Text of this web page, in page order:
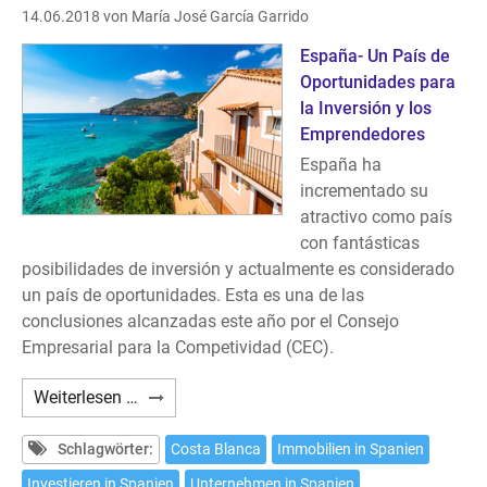
14.06.2018 von María José García Garrido
España- Un País de
Oportunidades para
la Inversión y los
Emprendedores
España ha
incrementado su
atractivo como país
con fantásticas
posibilidades de inversión y actualmente es considerado
un país de oportunidades. Esta es una de las
conclusiones alcanzadas este año por el Consejo
Empresarial para la Competividad (CEC).
Weiterlesen … Inversiones
en
la
Costa
Schlagwörter: Costa Blanca
Immobilien in Spanien